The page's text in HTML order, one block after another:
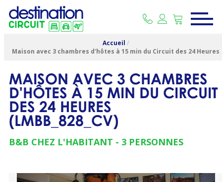
Accueil /
Maison avec 3 chambres d'hôtes à 15 min du Circuit des 24 Heures
MAISON AVEC 3 CHAMBRES
D'HÔTES À 15 MIN DU CIRCUIT
DES 24 HEURES
(LMBB_828_CV)
B&B CHEZ L'HABITANT 3 PERSONNES